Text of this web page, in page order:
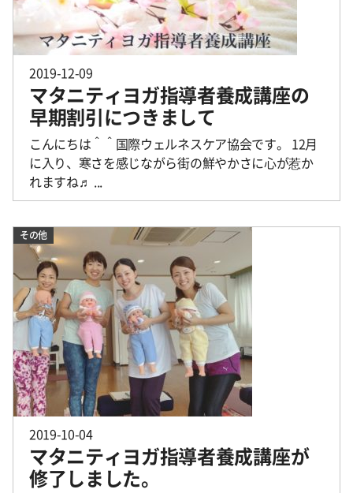
2019-12-09
マタニティヨガ指導者養成講座の
早期割引につきまして
こんにちは＾＾国際ウェルネスケア協会です。 12月
に入り、寒さを感じながら街の鮮やかさに心が惹か
れますね♬ ...
2019-10-04
マタニティヨガ指導者養成講座が
修了しました。
その他